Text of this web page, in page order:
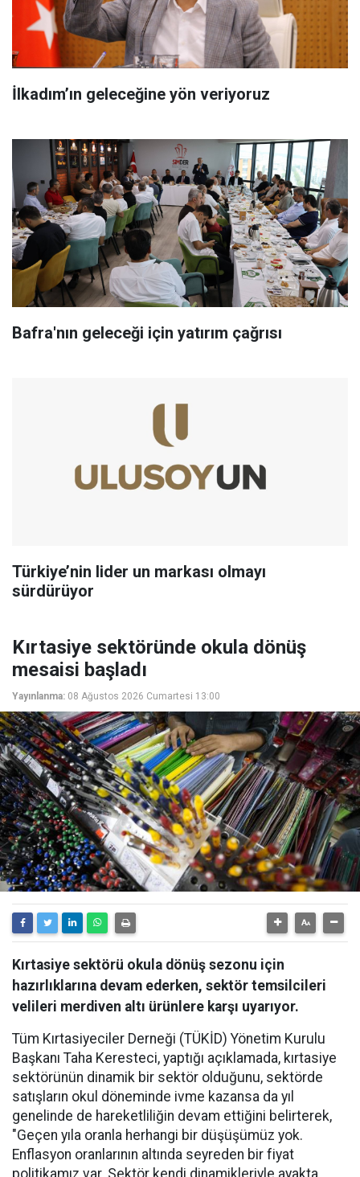
İlkadım’ın geleceğine yön veriyoruz
Bafra'nın geleceği için yatırım çağrısı
Türkiye’nin lider un markası olmayı
sürdürüyor
Kırtasiye sektöründe okula dönüş
mesaisi başladı
Yayınlanma: 08 Ağustos 2026 Cumartesi 13:00
Kırtasiye sektörü okula dönüş sezonu için
hazırlıklarına devam ederken, sektör temsilcileri
velileri merdiven altı ürünlere karşı uyarıyor.
Tüm Kırtasiyeciler Derneği (TÜKİD) Yönetim Kurulu
Başkanı Taha Keresteci, yaptığı açıklamada, kırtasiye
sektörünün dinamik bir sektör olduğunu, sektörde
satışların okul döneminde ivme kazansa da yıl
genelinde de hareketliliğin devam ettiğini belirterek,
"Geçen yıla oranla herhangi bir düşüşümüz yok.
Enflasyon oranlarının altında seyreden bir fiyat
politikamız var. Sektör kendi dinamikleriyle ayakta